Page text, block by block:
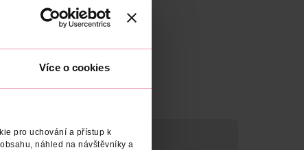
Více o cookies
pro uchování a přístup k
náhled na návštěvníky a
PLETI EFEKT